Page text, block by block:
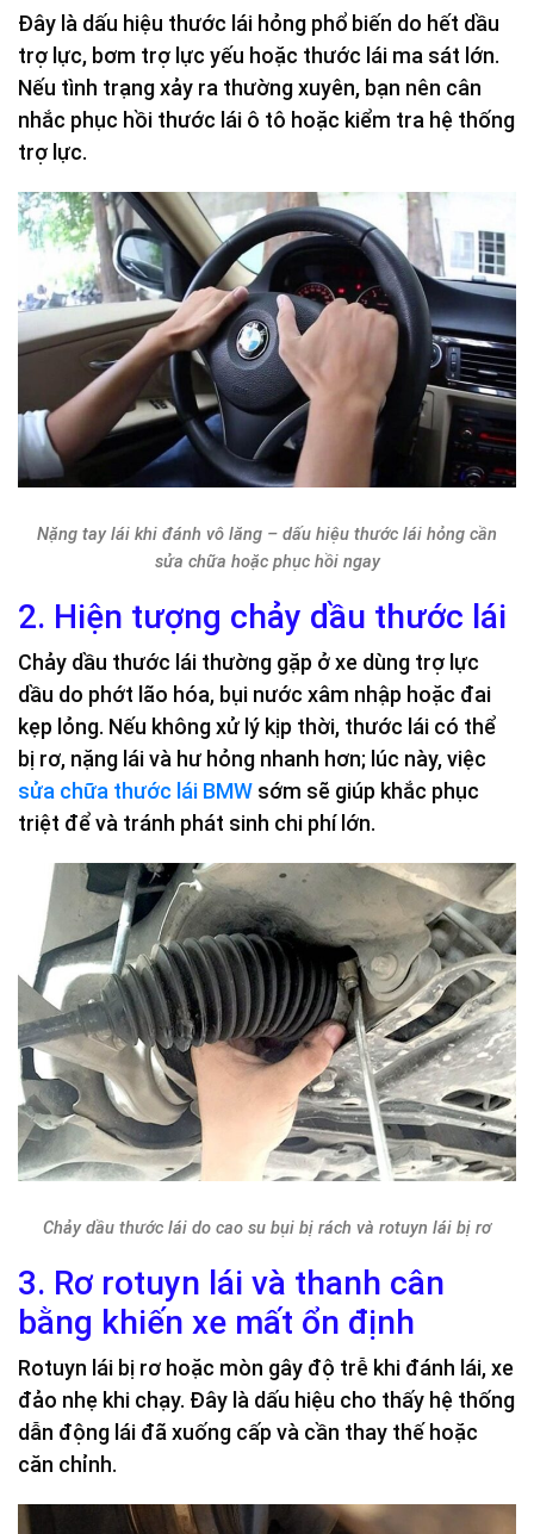
Đây là dấu hiệu thước lái hỏng phổ biến do hết dầu
trợ lực, bơm trợ lực yếu hoặc thước lái ma sát lớn.
Nếu tình trạng xảy ra thường xuyên, bạn nên cân
nhắc phục hồi thước lái ô tô hoặc kiểm tra hệ thống
trợ lực.
Nặng tay lái khi đánh vô lăng – dấu hiệu thước lái hỏng cần
sửa chữa hoặc phục hồi ngay
2. Hiện tượng chảy dầu thước lái
Chảy dầu thước lái thường gặp ở xe dùng trợ lực
dầu do phớt lão hóa, bụi nước xâm nhập hoặc đai
kẹp lỏng. Nếu không xử lý kịp thời, thước lái có thể
bị rơ, nặng lái và hư hỏng nhanh hơn; lúc này, việc
sửa chữa thước lái BMW sớm sẽ giúp khắc phục
triệt để và tránh phát sinh chi phí lớn.
Chảy dầu thước lái do cao su bụi bị rách và rotuyn lái bị rơ
3. Rơ rotuyn lái và thanh cân
bằng khiến xe mất ổn định
Rotuyn lái bị rơ hoặc mòn gây độ trễ khi đánh lái, xe
đảo nhẹ khi chạy. Đây là dấu hiệu cho thấy hệ thống
dẫn động lái đã xuống cấp và cần thay thế hoặc
căn chỉnh.